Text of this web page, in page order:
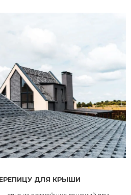
ДЛЯ КРЫШИ